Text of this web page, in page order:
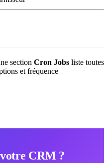
section Cron Jobs liste toutes
et fréquence
CRM ?